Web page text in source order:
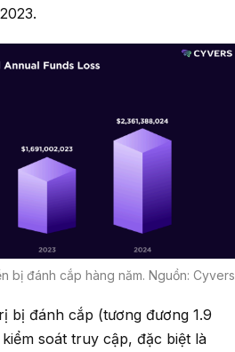
bị đánh cắp hàng năm. Nguồn: Cyvers
bị đánh cắp (tương đương 1.9
soát truy cập, đặc biệt là